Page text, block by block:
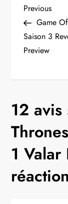
N
a
v
g
a
t
i
Previous
Post
Previous
Game
Saison 3
Preview
12 avis
1 Valar